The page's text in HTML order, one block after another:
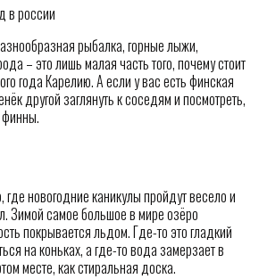
рыбалка, горные лыжи,
– это лишь малая часть того, почему стоит
года Карелию. А если у вас есть финская
другой заглянуть к соседям и посмотреть,
финны.
новогодние каникулы пройдут весело и
Зимой самое большое в мире озёро
покрывается льдом. Где-то это гладкий
на коньках, а где-то вода замерзает в
месте, как стиральная доска.